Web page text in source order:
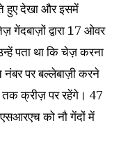
हुए देखा और इसमें
गेंदबाज़ों द्वारा 17 ओवर
पता था कि चेज़ करना
पर बल्लेबाज़ी करने
क्रीज़ पर रहेंगे। 47
को नौ गेंदों में